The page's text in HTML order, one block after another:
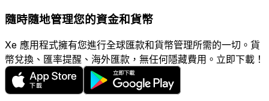
隨時隨地管理您的資金和貨幣
Xe 應用程式擁有您進行全球匯款和貨幣管理所需的一切。貨
幣兌換、匯率提醒、海外匯款，無任何隱藏費用。立即下載！